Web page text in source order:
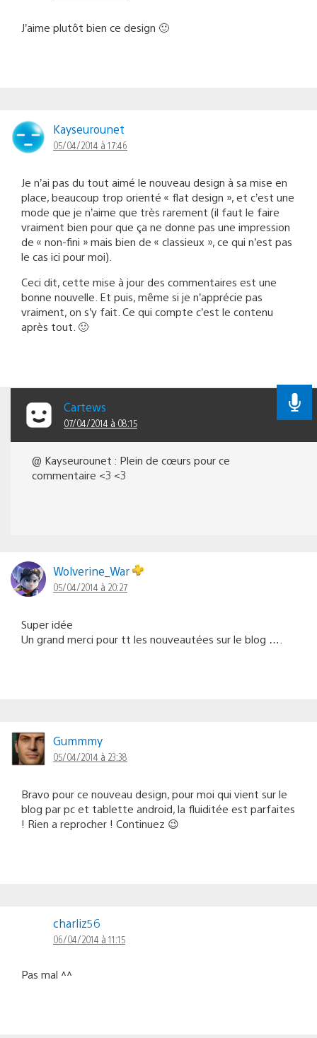
J’aime plutôt bien ce design 🙂
Kayseurounet
05/04/2014 à 17:46
Je n’ai pas du tout aimé le nouveau design à sa mise en
place, beaucoup trop orienté « flat design », et c’est une
mode que je n’aime que très rarement (il faut le faire
vraiment bien pour que ça ne donne pas une impression
de « non-fini » mais bien de « classieux », ce qui n’est pas
le cas ici pour moi).
Ceci dit, cette mise à jour des commentaires est une
bonne nouvelle. Et puis, même si je n’apprécie pas
vraiment, on s’y fait. Ce qui compte c’est le contenu
après tout. 🙂
Cartews
07/04/2014 à 08:15
@ Kayseurounet : Plein de cœurs pour ce
commentaire <3 <3
Wolverine_War
05/04/2014 à 20:27
Super idée
Un grand merci pour tt les nouveautées sur le blog ….
Gummmy
05/04/2014 à 23:38
Bravo pour ce nouveau design, pour moi qui vient sur le
blog par pc et tablette android, la fluiditée est parfaites
! Rien a reprocher ! Continuez 😉
charliz56
06/04/2014 à 11:15
Pas mal ^^